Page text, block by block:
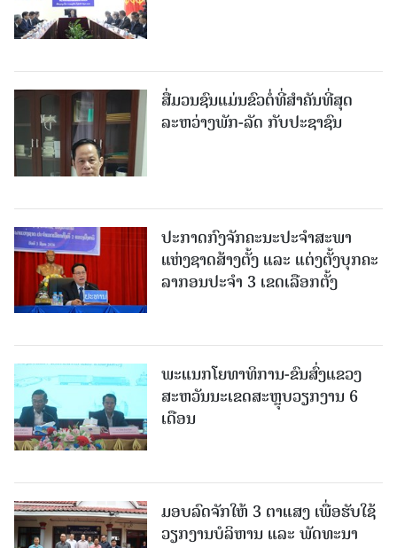
ສື່ມວນຊົນແມ່ນຂົວຕໍ່ທີ່ສໍາຄັນທີ່ສຸດ
ລະຫວ່າງພັກ-ລັດ ກັບປະຊາຊົນ
ປະກາດກົງຈັກຄະນະປະຈໍາສະພາ
ແຫ່ງຊາດສ້າງຕັ້ງ ແລະ ແຕ່ງຕັ້ງບຸກຄະ
ລາກອນປະຈໍາ 3 ເຂດເລືອກຕັ້ງ
ພະແນກໂຍທາທິການ-ຂົນສົ່ງແຂວງ
ສະຫວັນນະເຂດສະຫຼຸບວຽກງານ 6
ເດືອນ
ມອບລົດຈັກໃຫ້ 3 ຕາແສງ ເພື່ອຮັບໃຊ້
ວຽກງານບໍລິຫານ ແລະ ພັດທະນາ